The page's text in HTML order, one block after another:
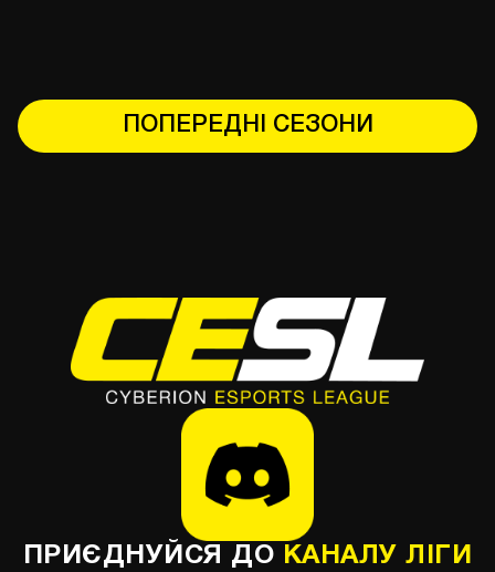
ПОПЕРЕДНІ СЕЗОНИ
ПРИЄДНУЙСЯ ДО КАНАЛУ ЛІГИ